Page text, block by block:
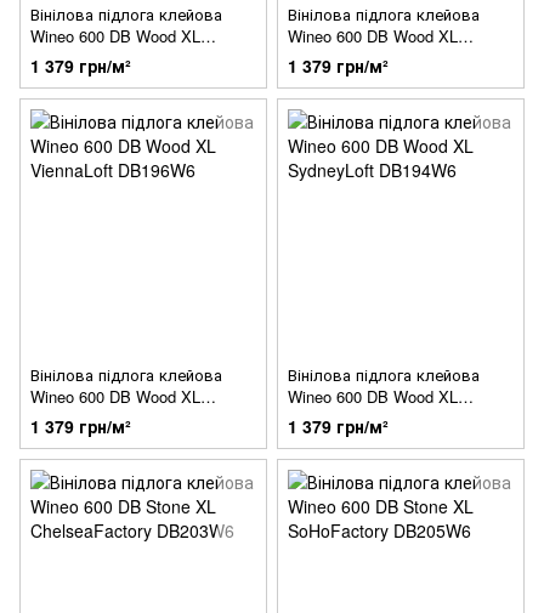
Вінілова підлога клейова
Wineo 600 DB Wood XL
AmsterdamLoft DB195W6
1 379 грн/м²
Вінілова підлога клейова
Wineo 600 DB Wood XL
ParisLoft DB199W6
1 379 грн/м²
Вінілова підлога клейова
Wineo 600 DB Wood XL
ViennaLoft DB196W6
1 379 грн/м²
Вінілова підлога клейова
Wineo 600 DB Wood XL
SydneyLoft DB194W6
1 379 грн/м²